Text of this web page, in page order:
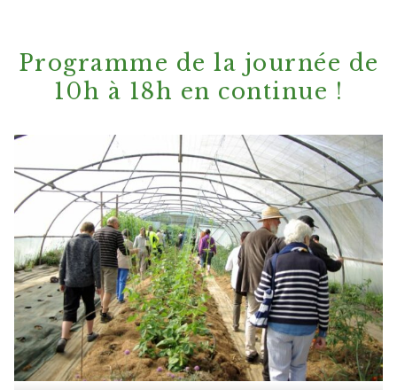
Programme de la journée de
10h à 18h en continue !